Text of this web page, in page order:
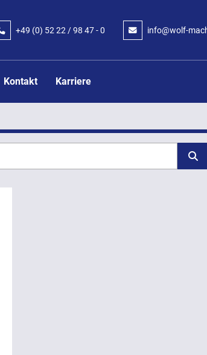
+49 (0) 52 22 / 98 47 - 0 info@wolf-
Kontakt Karriere